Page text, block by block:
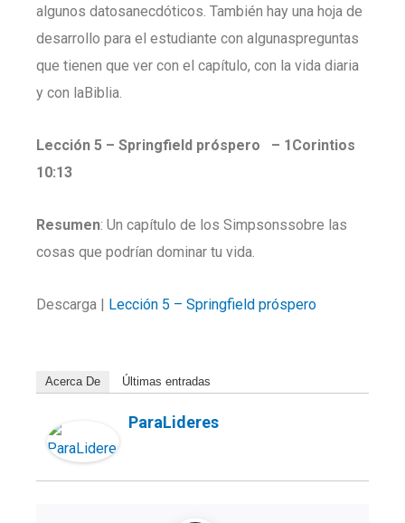
algunos datosanecdóticos. También hay una hoja de
desarrollo para el estudiante con algunaspreguntas
que tienen que ver con el capítulo, con la vida diaria
y con laBiblia.
Lección 5 – Springfield próspero – 1Corintios
10:13
Resumen: Un capítulo de los Simpsonssobre las
cosas que podrían dominar tu vida.
Descarga | Lección 5 – Springfield próspero
Acerca De Últimas entradas
ParaLideres